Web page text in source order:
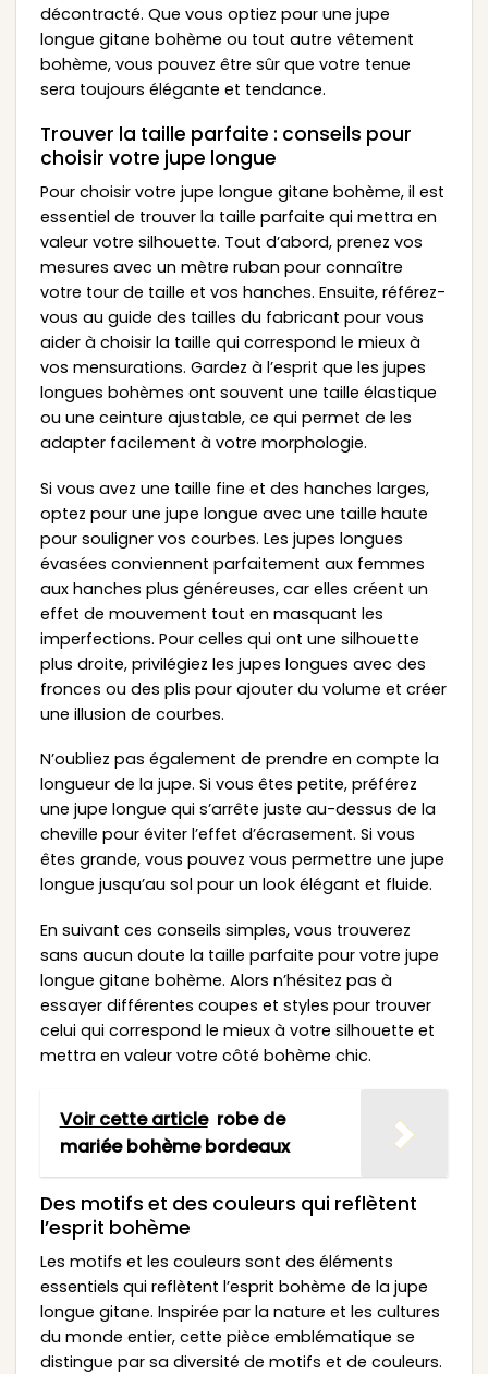
décontracté. Que vous optiez pour une jupe
longue gitane bohème ou tout autre vêtement
bohème, vous pouvez être sûr que votre tenue
sera toujours élégante et tendance.
Trouver la taille parfaite : conseils pour
choisir votre jupe longue
Pour choisir votre jupe longue gitane bohème, il est
essentiel de trouver la taille parfaite qui mettra en
valeur votre silhouette. Tout d’abord, prenez vos
mesures avec un mètre ruban pour connaître
votre tour de taille et vos hanches. Ensuite, référez-
vous au guide des tailles du fabricant pour vous
aider à choisir la taille qui correspond le mieux à
vos mensurations. Gardez à l’esprit que les jupes
longues bohèmes ont souvent une taille élastique
ou une ceinture ajustable, ce qui permet de les
adapter facilement à votre morphologie.
Si vous avez une taille fine et des hanches larges,
optez pour une jupe longue avec une taille haute
pour souligner vos courbes. Les jupes longues
évasées conviennent parfaitement aux femmes
aux hanches plus généreuses, car elles créent un
effet de mouvement tout en masquant les
imperfections. Pour celles qui ont une silhouette
plus droite, privilégiez les jupes longues avec des
fronces ou des plis pour ajouter du volume et créer
une illusion de courbes.
N’oubliez pas également de prendre en compte la
longueur de la jupe. Si vous êtes petite, préférez
une jupe longue qui s’arrête juste au-dessus de la
cheville pour éviter l’effet d’écrasement. Si vous
êtes grande, vous pouvez vous permettre une jupe
longue jusqu’au sol pour un look élégant et fluide.
En suivant ces conseils simples, vous trouverez
sans aucun doute la taille parfaite pour votre jupe
longue gitane bohème. Alors n’hésitez pas à
essayer différentes coupes et styles pour trouver
celui qui correspond le mieux à votre silhouette et
mettra en valeur votre côté bohème chic.
Voir cette article robe de
mariée bohème bordeaux
Des motifs et des couleurs qui reflètent
l’esprit bohème
Les motifs et les couleurs sont des éléments
essentiels qui reflètent l’esprit bohème de la jupe
longue gitane. Inspirée par la nature et les cultures
du monde entier, cette pièce emblématique se
distingue par sa diversité de motifs et de couleurs.